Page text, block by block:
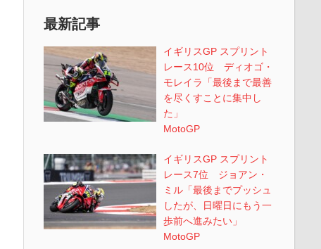
最新記事
イギリスGP スプリント
レース10位 ディオゴ・
モレイラ「最後まで最善
を尽くすことに集中し
た」
MotoGP
イギリスGP スプリント
レース7位 ジョアン・
ミル「最後までプッシュ
したが、日曜日にもう一
歩前へ進みたい」
MotoGP